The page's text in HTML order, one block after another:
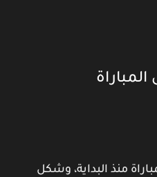
منذ البداية، وشكل